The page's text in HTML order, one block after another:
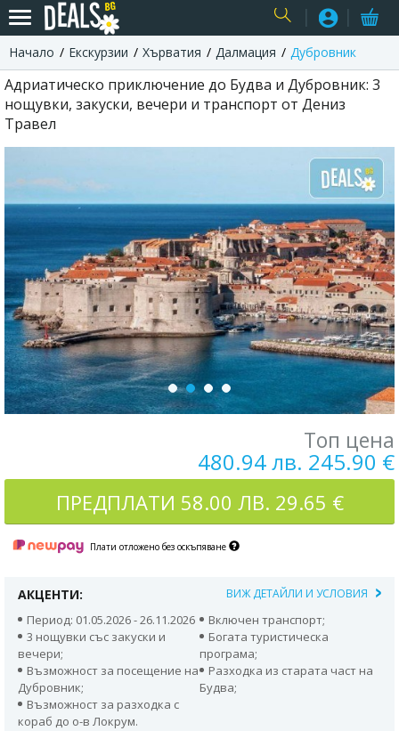
USER
Начало Екскурзии Хърватия Далмация Дубровник
Адриатическо приключение до Будва и Дубровник: 3
нощувки, закуски, вечери и транспорт от Дениз
Травел
Топ цена
480.94 лв. 245.90 €
ПРЕДПЛАТИ 58.00 ЛВ. 29.65 €
Плати отложено без оскъпяване
АКЦЕНТИ: ВИЖ ДЕТАЙЛИ И УСЛОВИЯ
Период: 01.05.2026 - 26.11.2026
Включен транспорт;
3 нощувки със закуски и
вечери;
Богата туристическа
програма;
Възможност за посещение на
Дубровник;
Разходка из старата част на
Будва;
Възможност за разходка с
кораб до о-в Локрум.